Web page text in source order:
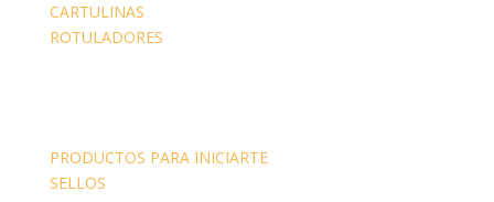
CARTULINAS
ROTULADORES
PRODUCTOS PARA INICIARTE
SELLOS